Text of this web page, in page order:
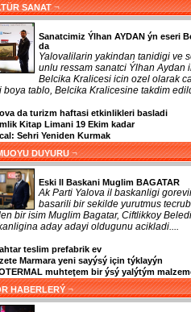
SANAT ¬
Sanatcimiz Ýlhan AYDAN ýn eseri
da
Yalovalilarin yakindan tanidigi ve
unlu ressam sanatci Ýlhan Aydan
Belcika Kralicesi icin ozel olarak
boya tablo, Belcika Kralicesine takdim
da turizm haftasi etkinlikleri basladi
Kitap Limani 19 Ekim kadar
Sehri Yeniden Kurmak
DUYURU ¬
Eski Il Baskani Muglim BAGATAR
Ak Parti Yalova il baskanligi
basarili bir sekilde yurutmus
bir isim Muglim Bagatar, Ciftlikkoy
aday adayi oldugunu acikladi....
teslim prefabrik ev
Marmara yeni sayýsý için týklayýn
muhteţem bir ýsý yalýtým
HABERLERÝ ¬